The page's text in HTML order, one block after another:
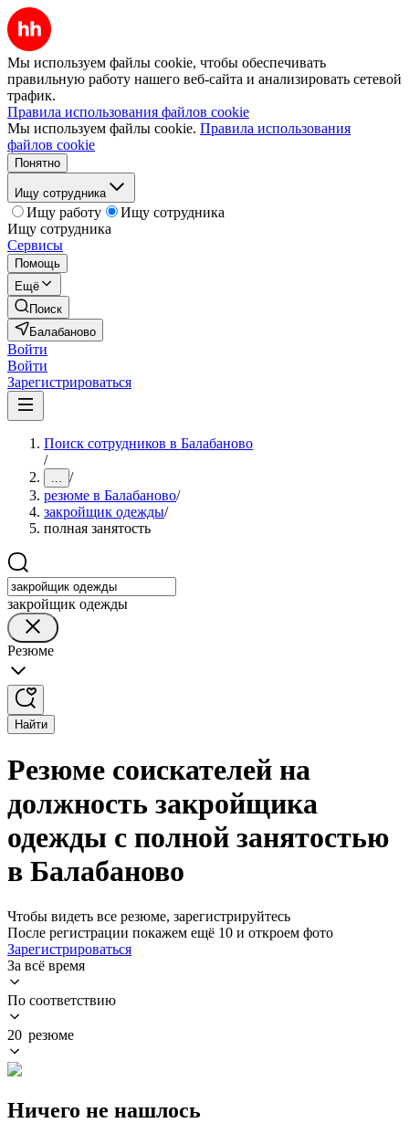
Мы используем файлы cookie, чтобы обеспечивать
правильную работу нашего веб-сайта и анализировать сетевой
трафик.
Правила использования файлов cookie
Мы используем файлы cookie. Правила использования
файлов cookie
Понятно
Ищу сотрудника
Ищу работу
Ищу сотрудника
Ищу сотрудника
Сервисы
Помощь
Ещё
Поиск
Балабаново
Войти
Войти
Зарегистрироваться
Поиск сотрудников в Балабаново
/
... /
резюме в Балабаново/
закройщик одежды/
полная занятость
закройщик одежды
Резюме
Найти
Резюме соискателей на
должность закройщика
одежды с полной занятостью
в Балабаново
Чтобы видеть все резюме, зарегистрируйтесь
После регистрации покажем ещё 10 и откроем фото
Зарегистрироваться
За всё время
По соответствию
20 резюме
Ничего не нашлось